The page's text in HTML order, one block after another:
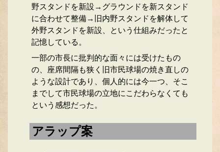
野スタンドを新設→グラウンドを新スタンド
に合わせて整備→旧内野スタンドを解体して
外野スタンドを新設、という仕組みだったと
記憶している。
一部の市長に批判的な面々には受けたもの
の、座席間隔も狭く旧市民球場の焼き直しの
ような設計であり、個人的には今一つ、そこ
までして市民球場の立地にこだわらなくても
という感想だった。
アラップ案